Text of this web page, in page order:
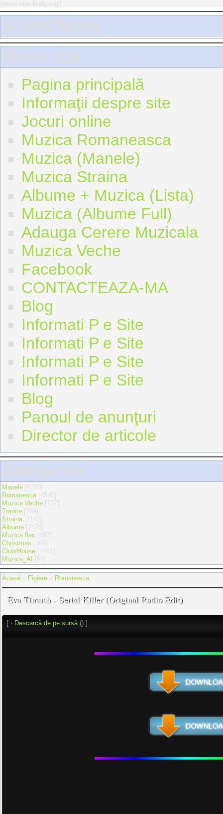
Autentificare
Meniu site
Pagina principală
Informaţii despre site
Jocuri online
Muzica Romaneasca
Muzica (Manele)
Muzica Straina
Albume + Muzica (Lista)
Muzica (Albume Full)
Adauga Cerere Muzicala
Muzica Veche
Facebook
CONTACTEAZA-MA
Blog
Informati P e Site
Informati P e Site
Informati P e Site
Informati P e Site
Blog
Panoul de anunţuri
Director de articole
Categories
Manele
Romanesca
Muzica Veche
Trance
Straina
Albume
Muzica flac
Christmas
Club/House
Muzica_AI
Acasă» Fişiere Romanesca
Eva Timush - Serial Killer (Original Radio Edit)
[ · Descarcă de pe sursă() ]